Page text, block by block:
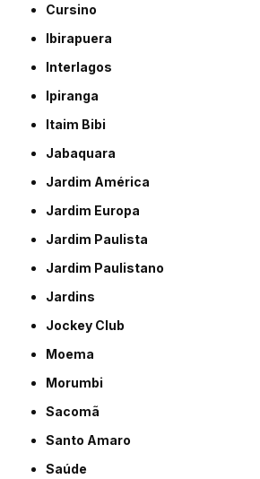
Cursino
Ibirapuera
Interlagos
Ipiranga
Itaim Bibi
Jabaquara
Jardim América
Jardim Europa
Jardim Paulista
Jardim Paulistano
Jardins
Jockey Club
Moema
Morumbi
Sacomã
Santo Amaro
Saúde